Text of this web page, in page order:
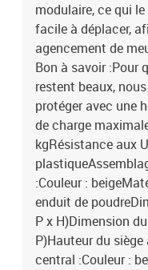
modulaire, ce qui
facile à déplacer,
agencement de
Bon à savoir :Pour
restent beaux,
protéger avec une
de charge
kgRésistance aux
:Couleur :
enduit de
P x H)Dimension
P)Hauteur du
central :Couleur :